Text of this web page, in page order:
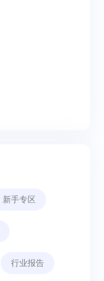
新手专区
行业报告